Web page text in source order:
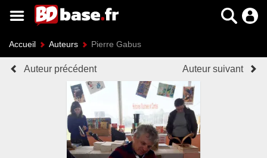
Accueil Auteurs Pierre Gabus
Auteur précédent Auteur suivant